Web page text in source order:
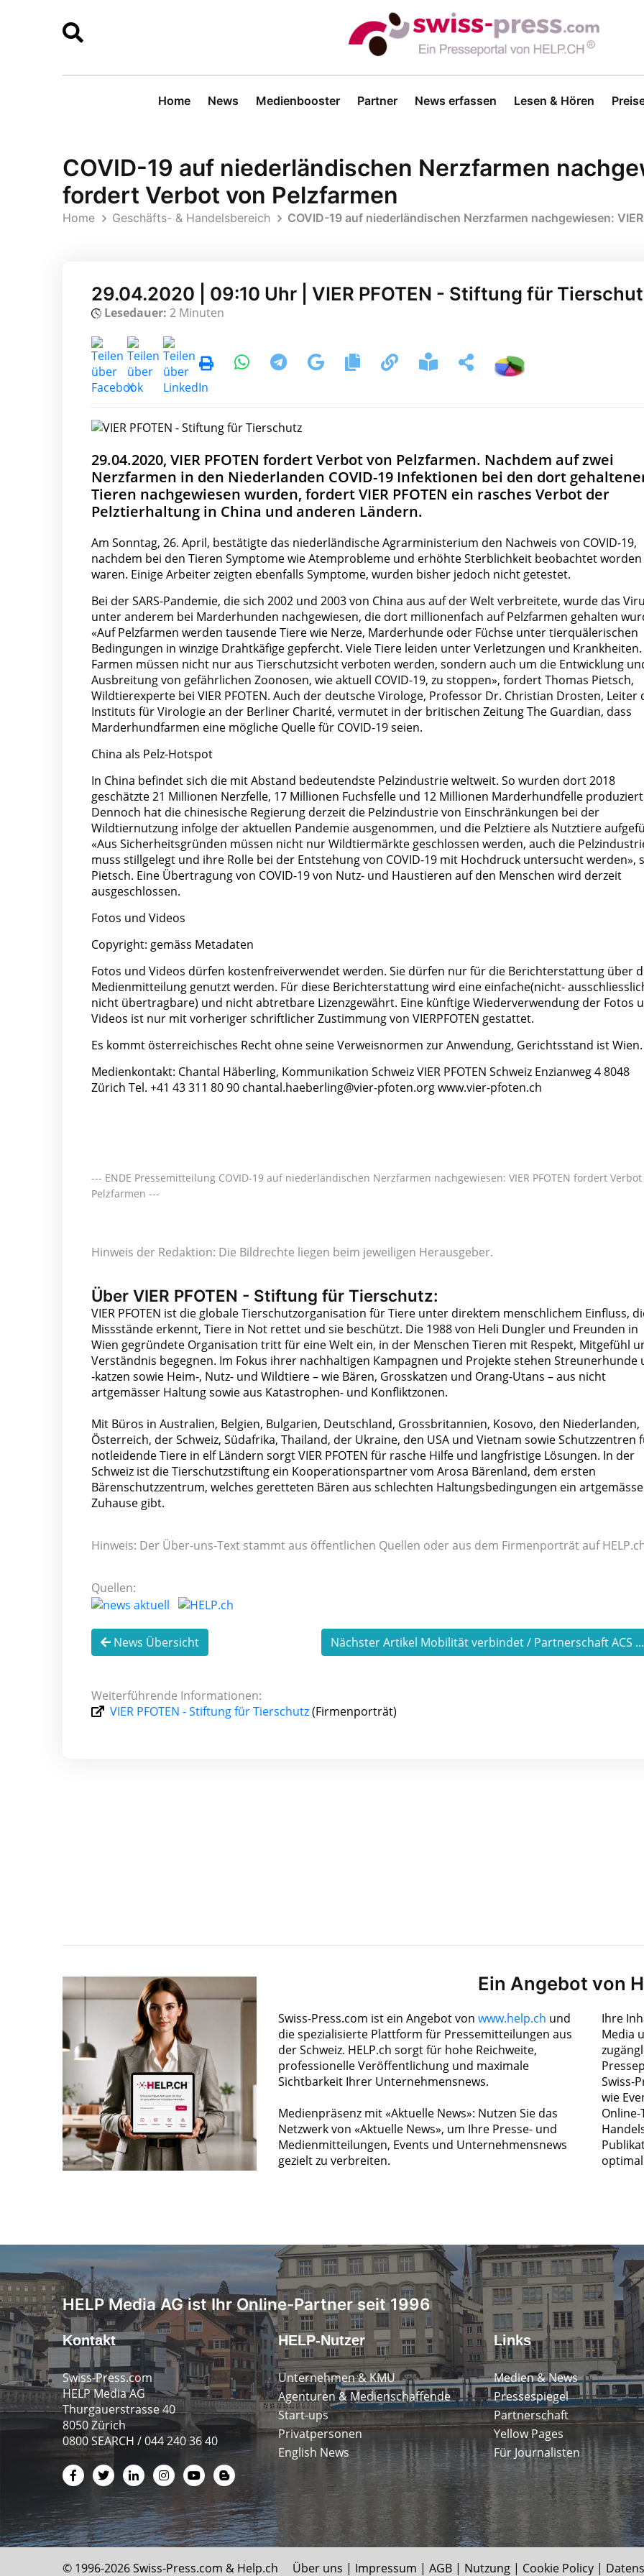
Home News Medienbooster Partner News erfassen Lesen & Hören
COVID-19 auf niederländischen Nerzfarmen
fordert Verbot von Pelzfarmen
Home Geschäfts- & Handelsbereich COVID-19 auf niederländischen Nerzfarmen nachgewiesen:
29.04.2020 | 09:10 Uhr | VIER PFOTEN - Stiftung für
Lesedauer: 2 Minuten
29.04.2020, VIER PFOTEN fordert Verbot von Pelzfarmen. Nachdem auf zwei
Nerzfarmen in den Niederlanden COVID-19 Infektionen bei den dort
Tieren nachgewiesen wurden, fordert VIER PFOTEN ein rasches Verbot der
Pelztierhaltung in China und anderen Ländern.
Am Sonntag, 26. April, bestätigte das niederländische Agrarministerium den Nachweis von COVID-19,
nachdem bei den Tieren Symptome wie Atemprobleme und erhöhte Sterblichkeit beobachtet worden
waren. Einige Arbeiter zeigten ebenfalls Symptome, wurden bisher jedoch nicht getestet.
Bei der SARS-Pandemie, die sich 2002 und 2003 von China aus auf der Welt verbreitete, wurde das
unter anderem bei Marderhunden nachgewiesen, die dort millionenfach auf Pelzfarmen gehalten
«Auf Pelzfarmen werden tausende Tiere wie Nerze, Marderhunde oder Füchse unter tierquälerischen
Bedingungen in winzige Drahtkäfige gepfercht. Viele Tiere leiden unter Verletzungen und
Farmen müssen nicht nur aus Tierschutzsicht verboten werden, sondern auch um die Entwicklung
Ausbreitung von gefährlichen Zoonosen, wie aktuell COVID-19, zu stoppen», fordert Thomas Pietsch,
Wildtierexperte bei VIER PFOTEN. Auch der deutsche Virologe, Professor Dr. Christian Drosten, Leiter
Instituts für Virologie an der Berliner Charité, vermutet in der britischen Zeitung The Guardian, dass
Marderhundfarmen eine mögliche Quelle für COVID-19 seien.
China als Pelz-Hotspot
In China befindet sich die mit Abstand bedeutendste Pelzindustrie weltweit. So wurden dort 2018
geschätzte 21 Millionen Nerzfelle, 17 Millionen Fuchsfelle und 12 Millionen Marderhundfelle
Dennoch hat die chinesische Regierung derzeit die Pelzindustrie von Einschränkungen bei der
Wildtiernutzung infolge der aktuellen Pandemie ausgenommen, und die Pelztiere als Nutztiere
«Aus Sicherheitsgründen müssen nicht nur Wildtiermärkte geschlossen werden, auch die
muss stillgelegt und ihre Rolle bei der Entstehung von COVID-19 mit Hochdruck untersucht werden»,
Pietsch. Eine Übertragung von COVID-19 von Nutz- und Haustieren auf den Menschen wird derzeit
ausgeschlossen.
Fotos und Videos
Copyright: gemäss Metadaten
Fotos und Videos dürfen kostenfreiverwendet werden. Sie dürfen nur für die Berichterstattung über
Medienmitteilung genutzt werden. Für diese Berichterstattung wird eine einfache(nicht-
nicht übertragbare) und nicht abtretbare Lizenzgewährt. Eine künftige Wiederverwendung der Fotos
Videos ist nur mit vorheriger schriftlicher Zustimmung von VIERPFOTEN gestattet.
Es kommt österreichisches Recht ohne seine Verweisnormen zur Anwendung, Gerichtsstand ist Wien.
Medienkontakt: Chantal Häberling, Kommunikation Schweiz VIER PFOTEN Schweiz Enzianweg 4 8048
Zürich Tel. +41 43 311 80 90 chantal.haeberling@vier-pfoten.orgwww.vier-pfoten.ch
--- ENDE Pressemitteilung COVID-19 auf niederländischen Nerzfarmen nachgewiesen: VIER PFOTEN fordert
Pelzfarmen ---
Hinweis der Redaktion: Die Bildrechte liegen beim jeweiligen Herausgeber.
Über VIER PFOTEN - Stiftung für Tierschutz:
VIER PFOTEN ist die globale Tierschutzorganisation für Tiere unter direktem menschlichem Einfluss,
Missstände erkennt, Tiere in Not rettet und sie beschützt. Die 1988 von Heli Dungler und Freunden in
Wien gegründete Organisation tritt für eine Welt ein, in der Menschen Tieren mit Respekt, Mitgefühl
Verständnis begegnen. Im Fokus ihrer nachhaltigen Kampagnen und Projekte stehen Streunerhunde
-katzen sowie Heim-, Nutz- und Wildtiere – wie Bären, Grosskatzen und Orang-Utans – aus nicht
artgemässer Haltung sowie aus Katastrophen- und Konfliktzonen.
Mit Büros in Australien, Belgien, Bulgarien, Deutschland, Grossbritannien, Kosovo, den Niederlanden,
Österreich, der Schweiz, Südafrika, Thailand, der Ukraine, den USA und Vietnam sowie Schutzzentren
notleidende Tiere in elf Ländern sorgt VIER PFOTEN für rasche Hilfe und langfristige Lösungen. In der
Schweiz ist die Tierschutzstiftung ein Kooperationspartner vom Arosa Bärenland, dem ersten
Bärenschutzzentrum, welches geretteten Bären aus schlechten Haltungsbedingungen ein
Zuhause gibt.
Hinweis: Der Über-uns-Text stammt aus öffentlichen Quellen oder aus dem Firmenporträt auf
Quellen:
News Übersicht Nächster Artikel Mobilität verbindet / Partnerschaft ACS
Weiterführende Informationen:
VIER PFOTEN - Stiftung für Tierschutz(Firmenporträt)
Ein Angebot von
Swiss-Press.com ist ein Angebot von www.help.ch und
die spezialisierte Plattform für Pressemitteilungen aus
der Schweiz. HELP.ch sorgt für hohe Reichweite,
professionelle Veröffentlichung und maximale
Sichtbarkeit Ihrer Unternehmensnews.
Medienpräsenz mit «Aktuelle News»: Nutzen Sie das
Netzwerk von «Aktuelle News», um Ihre Presse- und
Medienmitteilungen, Events und Unternehmensnews
gezielt zu verbreiten.
Ihre
Media
Swiss-
wie
HELP Media AG ist Ihr Online-Partner seit 1996
Kontakt
Swiss-Press.com
HELP Media AG
Thurgauerstrasse 40
8050 Zürich
0800 SEARCH / 044 240 36 40
HELP-Nutzer
Unternehmen & KMU
Agenturen & Medienschaffende
Start-ups
Privatpersonen
English News
Links
Medien & News
Pressespiegel
Partnerschaft
Yellow Pages
Für Journalisten
© 1996-2026 Swiss-Press.com & Help.ch Über uns | Impressum | AGB | Nutzung | Cookie Policy |